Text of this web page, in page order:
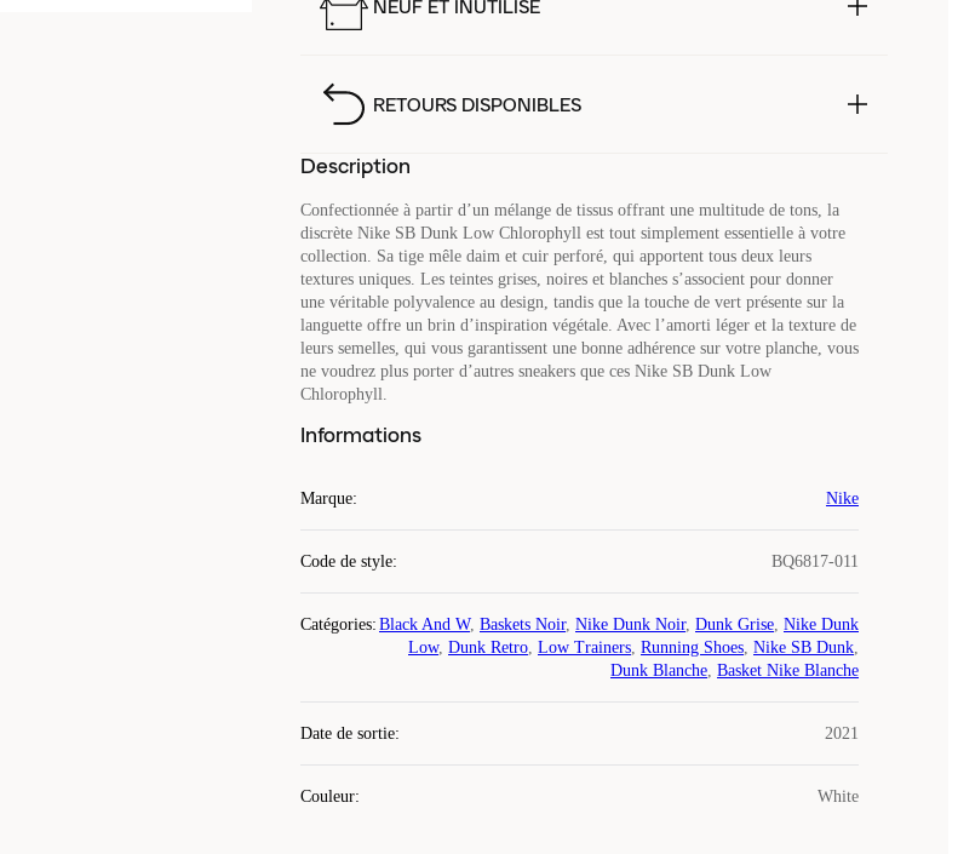
NEUF ET INUTILISÉ
RETOURS DISPONIBLES
Description
Confectionnée à partir d’un mélange de tissus offrant une multitude de tons, la
discrète Nike SB Dunk Low Chlorophyll est tout simplement essentielle à votre
collection. Sa tige mêle daim et cuir perforé, qui apportent tous deux leurs
textures uniques. Les teintes grises, noires et blanches s’associent pour donner
une véritable polyvalence au design, tandis que la touche de vert présente sur la
languette offre un brin d’inspiration végétale. Avec l’amorti léger et la texture de
leurs semelles, qui vous garantissent une bonne adhérence sur votre planche, vous
ne voudrez plus porter d’autres sneakers que ces Nike SB Dunk Low
Chlorophyll.
Informations
Marque: Nike
Code de style: BQ6817-011
Catégories: Black And W, Baskets Noir, Nike Dunk Noir, Dunk Grise, Nike Dunk
Low, Dunk Retro, Low Trainers, Running Shoes, Nike SB Dunk,
Dunk Blanche, Basket Nike Blanche
Date de sortie: 2021
Couleur: White